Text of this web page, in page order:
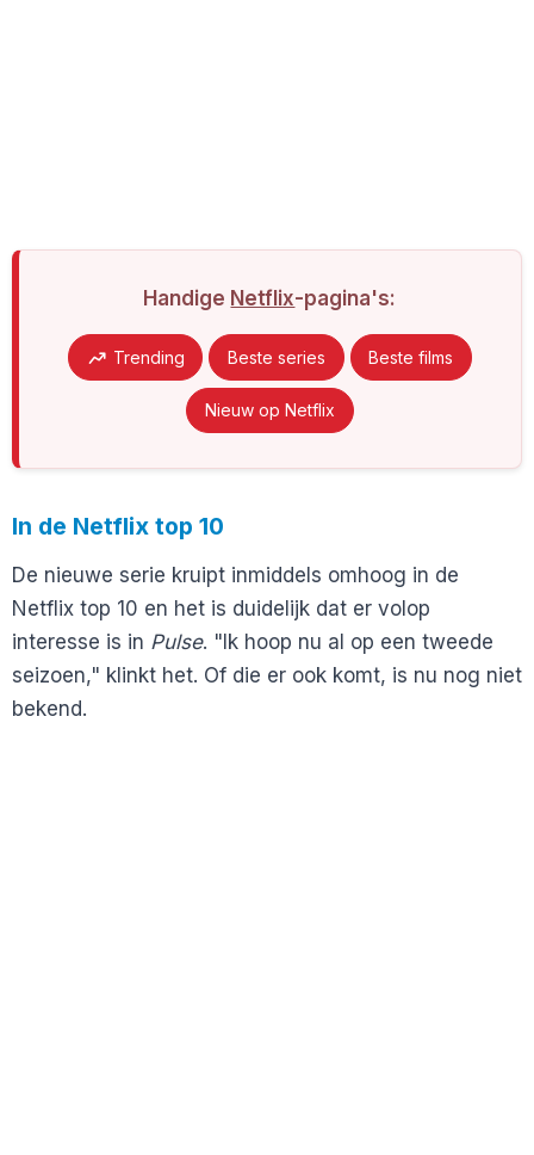
Handige Netflix-pagina's:
Trending Beste series Beste films
Nieuw op Netflix
In de Netflix top 10
De nieuwe serie kruipt inmiddels omhoog in de
Netflix top 10 en het is duidelijk dat er volop
interesse is in Pulse. "Ik hoop nu al op een tweede
seizoen," klinkt het. Of die er ook komt, is nu nog niet
bekend.